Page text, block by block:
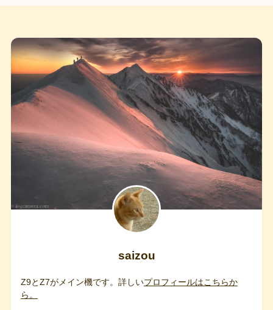
saizou
Z9とZ7がメイン機です。詳しいプロフィールはこちらか
ら。